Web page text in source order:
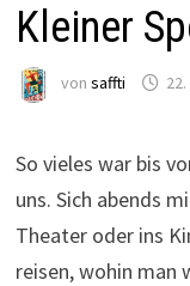
Kleiner
von saffti
So vieles war bis
uns. Sich abends
Theater oder ins
reisen, wohin man